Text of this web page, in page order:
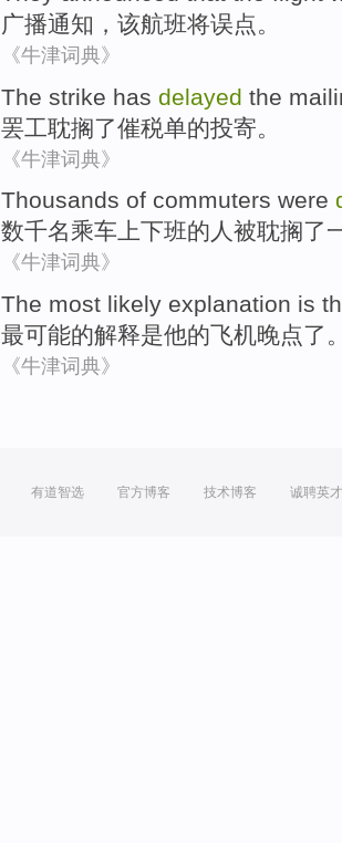
广播通知， 该航班将误点。
《牛津词典》
The strike has delayed the
罢工耽搁了催税单的投寄。
《牛津词典》
Thousands of commuters were
数千名乘车上下班的 人被耽搁了
《牛津词典》
The most likely explanation is
最可能的解释是他的飞机晚点了
《牛津词典》
有道智选 官方博客 技术博客 诚聘英才